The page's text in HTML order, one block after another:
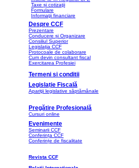
Taxe și cotizaţii
Formulare
Informaţii financiare
Despre CCF
Prezentare
Conducere și Organizare
Consiliul Superior
Legislaţia CCF
Protocoale de colaborare
Cum devin consultant fiscal
Exercitarea Profesiei
Termeni si conditii
Legislație Fiscală
Apariţii legislative săptămânale
Pregătire Profesională
Cursuri online
Evenimente
Seminarii CCF
Conferința CCF
Conferințe de fiscalitate
Revista CCF